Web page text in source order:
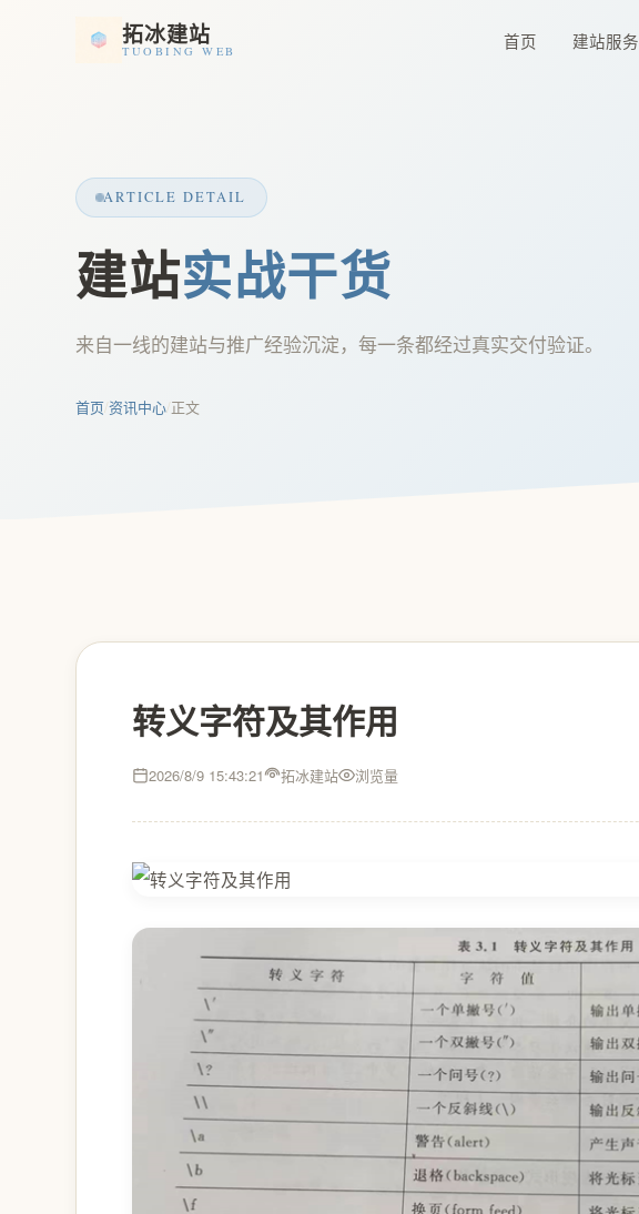
拓冰建站
TUOBING WEB 首页 建站服务
ARTICLE DETAIL
建站实战干货
来自一线的建站与推广经验沉淀，每一条都经过真实交付验证。
首页/资讯中心/正文
转义字符及其作用
2026/8/9 15:43:21 拓冰建站 浏览量